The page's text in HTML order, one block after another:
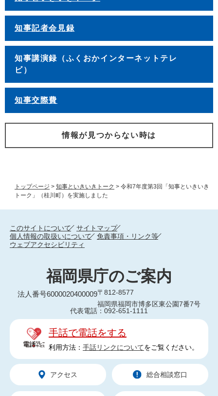
トップページ > 知事といきいきトーク > 令和7年度第3回「知事といきいき
トーク」（桂川町）を実施しました
知事記者会見録
知事講演録（ふくおかインターネットテレ
ビ）
知事交際費
情報が見つからない時は
このサイトについて
サイトマップ
個人情報の取扱いについて
免責事項・リンク等
ウェブアクセシビリティ
福岡県庁のご案内
法人番号6000020400009〒812-8577
福岡県福岡市博多区東公園7番7号
代表電話：092-651-1111
手話で電話をする
利用方法： 手話リンクについてをご覧ください。
アクセス 総合相談窓口